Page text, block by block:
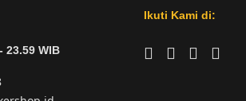
23.59 WIB
Ikuti Kami di: